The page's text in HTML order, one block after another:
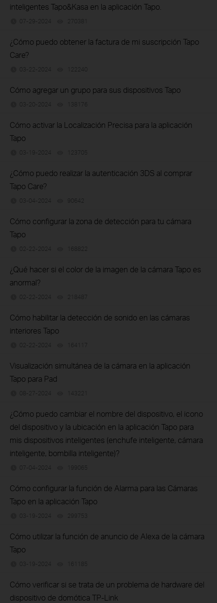
inteligentes Tapo&Kasa en la aplicación Tapo.
07-29-2024 270381
¿Cómo puedo obtener la factura de mi suscripción Tapo
Care?
03-22-2024 122240
Cómo agregar un grupo para sus dispositivos Tapo
03-20-2024 138176
Cómo activar la Localización Precisa para la aplicación
Tapo
03-19-2024 123705
¿Cómo puedo realizar la autenticación 3DS al comprar
Tapo Care?
03-04-2024 90642
Cómo configurar la zona de detección para tu cámara
Tapo
02-22-2024 168822
¿Qué hacer si el color de la imagen de la cámara Tapo es
anormal?
02-22-2024 218487
Cómo habilitar la detección de sonido en las cámaras
interiores Tapo
02-22-2024 164117
Visualización simultánea de la cámara en la aplicación
Tapo para Pad
08-27-2024 143221
¿Cómo puedo cambiar el nombre del dispositivo, el icono
del dispositivo y la ubicación en la aplicación Tapo para
mis dispositivos inteligentes (enchufe inteligente, cámara
inteligente, bombilla inteligente)?
07-04-2024 199065
Cómo configurar la función de Alarma para las Cámaras
Tapo en la aplicación Tapo
03-19-2024 299753
Cómo utilizar la función de anuncio de Alexa de la cámara
Tapo
03-19-2024 161185
Cómo verificar si se trata de un problema de hardware del
dispositivo de domótica TP-Link